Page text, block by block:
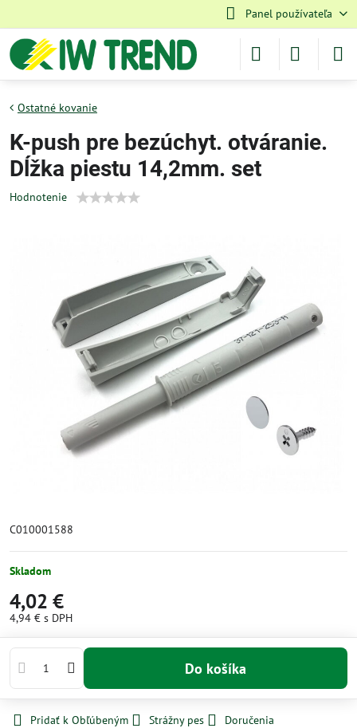
Panel používateľa
Ostatné kovanie
K-push pre bezúchyt. otváranie.
Dĺžka piestu 14,2mm. set
Hodnotenie
C010001588
Skladom
4,02 €
4,94 € s DPH
Do košíka
Pridať k Obľúbeným Strážny pes
Doručenia